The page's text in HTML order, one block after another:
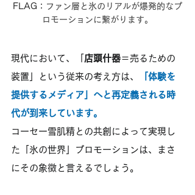
FLAG ：ファン層と氷のリアルが爆発的なプ
ロモーションに繋がります。
現代において、「店頭什器＝売るための
装置」という従来の考え方は、
「体験を
提供するメディア」へと再定義される時
代が到来しています。
コーセー雪肌精との共創によって実現し
た「氷の世界」プロモーションは、まさ
にその象徴と言えるでしょう。